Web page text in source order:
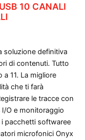
10 CANALI
soluzione definitiva
di contenuti. Tutto
11. La migliore
che ti farà
le tracce con
O e monitoraggio
pacchetti softwaree
microfonici Onyx